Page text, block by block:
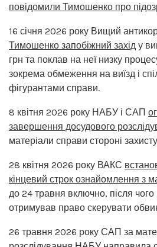
повідомили Тимошенко про
16 січня 2026 року Вищий
Тимошенко запобіжний захід у
грн та поклав на неї низку
зокрема обмеження на виїзд і
фігурантами справи.
8 квітня 2026 року НАБУ і САП
завершення досудового
матеріали справи стороні
28 квітня 2026 року ВАКС
кінцевий строк ознайомлення з
до 24 травня включно, після
отримував право скерувати
26 травня 2026 року САП за